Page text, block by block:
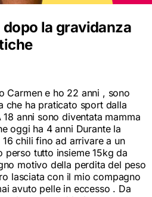
la gravidanza
Carmen e ho 22 anni , sono
che ha praticato sport dalla
anni sono diventata mamma
oggi ha 4 anni Durante la
chili fino ad arrivare a un
tutto insieme 15kg da
motivo della perdita del peso
lasciata con il mio compagno
avuto pelle in eccesso . Da